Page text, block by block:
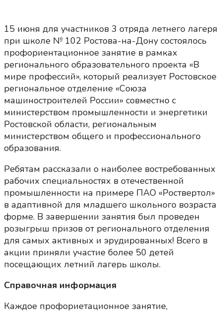
15 июня для участников 3 отряда летнего лагеря
при школе № 102 Ростова-на-Дону состоялось
профориентационное занятие в рамках
регионального образовательного проекта «В
мире профессий», который реализует Ростовское
региональное отделение «Союза
машиностроителей России» совместно с
министерством промышленности и энергетики
Ростовской области, региональным
министерством общего и профессионального
образования.
Ребятам рассказали о наиболее востребованных
рабочих специальностях в отечественной
промышленности на примере ПАО «Роствертол»
в адаптивной для младшего школьного возраста
форме. В завершении занятия был проведен
розыгрыш призов от регионального отделения
для самых активных и эрудированных! Всего в
акции приняли участие более 50 детей
посещающих летний лагерь школы.
Справочная информация
Каждое профориетационное занятие,